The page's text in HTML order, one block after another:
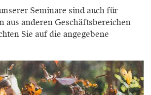
Seminare sind auch für
aus anderen Geschäftsbereichen
Sie auf die angegebene